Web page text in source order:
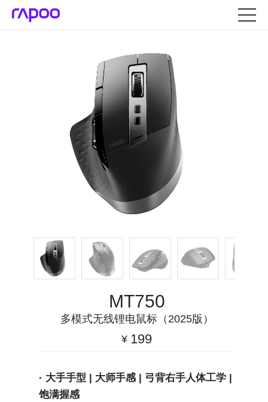
MT750
多模式无线锂电鼠标（2025版）
¥ 199
· 大手手型 | 大师手感 | 弓背右手人体工学 |
饱满握感